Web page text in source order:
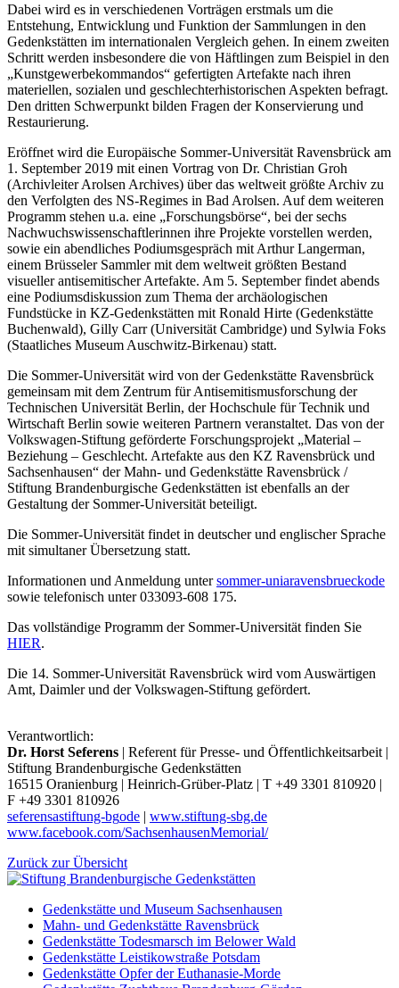
Dabei wird es in verschiedenen Vorträgen erstmals um die
Entstehung, Entwicklung und Funktion der Sammlungen in den
Gedenkstätten im internationalen Vergleich gehen. In einem zweiten
Schritt werden insbesondere die von Häftlingen zum Beispiel in den
„Kunstgewerbekommandos“ gefertigten Artefakte nach ihren
materiellen, sozialen und geschlechterhistorischen Aspekten befragt.
Den dritten Schwerpunkt bilden Fragen der Konservierung und
Restaurierung.
Eröffnet wird die Europäische Sommer-Universität Ravensbrück am
1. September 2019 mit einen Vortrag von Dr. Christian Groh
(Archivleiter Arolsen Archives) über das weltweit größte Archiv zu
den Verfolgten des NS-Regimes in Bad Arolsen. Auf dem weiteren
Programm stehen u.a. eine „Forschungsbörse“, bei der sechs
Nachwuchswissenschaftlerinnen ihre Projekte vorstellen werden,
sowie ein abendliches Podiumsgespräch mit Arthur Langerman,
einem Brüsseler Sammler mit dem weltweit größten Bestand
visueller antisemitischer Artefakte. Am 5. September findet abends
eine Podiumsdiskussion zum Thema der archäologischen
Fundstücke in KZ-Gedenkstätten mit Ronald Hirte (Gedenkstätte
Buchenwald), Gilly Carr (Universität Cambridge) und Sylwia Foks
(Staatliches Museum Auschwitz-Birkenau) statt.
Die Sommer-Universität wird von der Gedenkstätte Ravensbrück
gemeinsam mit dem Zentrum für Antisemitismusforschung der
Technischen Universität Berlin, der Hochschule für Technik und
Wirtschaft Berlin sowie weiteren Partnern veranstaltet. Das von der
Volkswagen-Stiftung geförderte Forschungsprojekt „Material –
Beziehung – Geschlecht. Artefakte aus den KZ Ravensbrück und
Sachsenhausen“ der Mahn- und Gedenkstätte Ravensbrück /
Stiftung Brandenburgische Gedenkstätten ist ebenfalls an der
Gestaltung der Sommer-Universität beteiligt.
Die Sommer-Universität findet in deutscher und englischer Sprache
mit simultaner Übersetzung statt.
Informationen und Anmeldung untersommer-uniaravensbrueckode
sowie telefonisch unter 033093-608 175.
Das vollständige Programm der Sommer-Universität finden Sie
HIER.
Die 14. Sommer-Universität Ravensbrück wird vom Auswärtigen
Amt, Daimler und der Volkswagen-Stiftung gefördert.
Verantwortlich:
Dr. Horst Seferens | Referent für Presse- und Öffentlichkeitsarbeit |
Stiftung Brandenburgische Gedenkstätten
16515 Oranienburg | Heinrich-Grüber-Platz | T +49 3301 810920 |
F +49 3301 810926
seferensastiftung-bgode | www.stiftung-sbg.de
www.facebook.com/SachsenhausenMemorial/
Zurück zur Übersicht
Gedenkstätte und Museum Sachsenhausen
Mahn- und Gedenkstätte Ravensbrück
Gedenkstätte Todesmarsch im Belower Wald
Gedenkstätte Leistikowstraße Potsdam
Gedenkstätte Opfer der Euthanasie-Morde